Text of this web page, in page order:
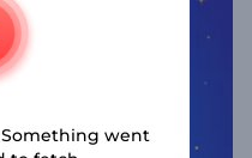
Something went